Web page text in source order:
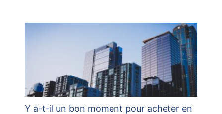
Y a-t-il un bon moment pour acheter en